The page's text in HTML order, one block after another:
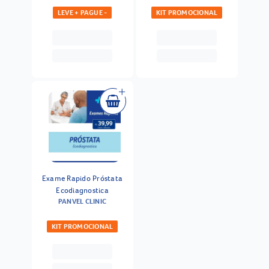
LEVE + PAGUE - KIT PROMOCIONAL
Exame Rapido Próstata
Ecodiagnostica
PANVEL CLINIC
KIT PROMOCIONAL